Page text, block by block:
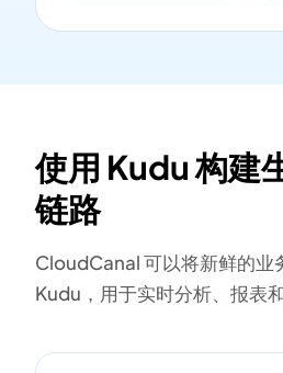
使用 Kudu 构建
链路
CloudCanal 可以将新鲜的业
Kudu，用于实时分析、报表